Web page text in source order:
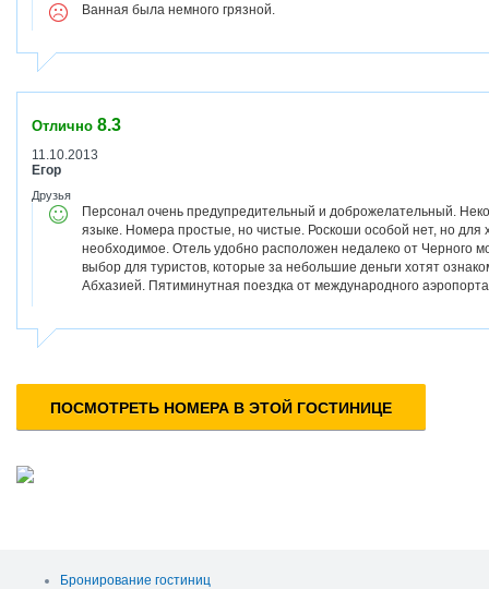
Ванная была немного грязной.
Отлично 8.3
11.10.2013
Егор
Друзья
Персонал очень предупредительный и доброжелательный.
языке. Номера простые, но чистые. Роскоши особой нет, но для
необходимое. Отель удобно расположен недалеко от Черного
выбор для туристов, которые за небольшие деньги хотят
Абхазией. Пятиминутная поездка от международного
ПОСМОТРЕТЬ НОМЕРА В ЭТОЙ ГОСТИНИЦЕ
Бронирование гостиниц